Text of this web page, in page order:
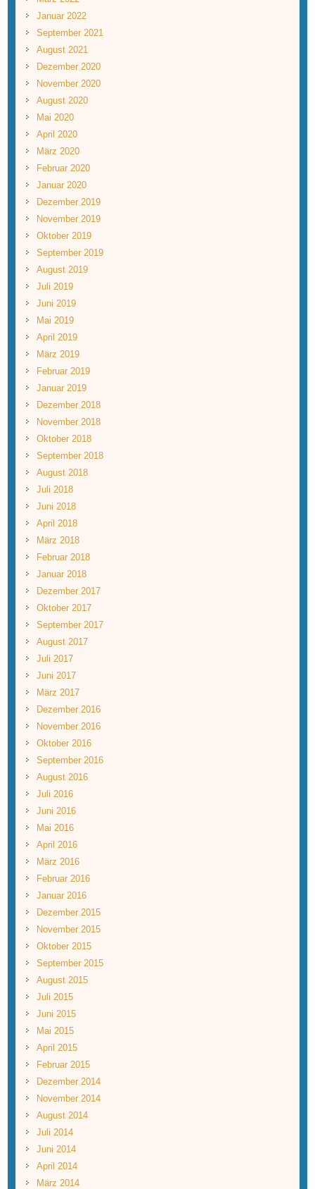
Januar 2022
September 2021
August 2021
Dezember 2020
November 2020
August 2020
Mai 2020
April 2020
März 2020
Februar 2020
Januar 2020
Dezember 2019
November 2019
Oktober 2019
September 2019
August 2019
Juli 2019
Juni 2019
Mai 2019
April 2019
März 2019
Februar 2019
Januar 2019
Dezember 2018
November 2018
Oktober 2018
September 2018
August 2018
Juli 2018
Juni 2018
April 2018
März 2018
Februar 2018
Januar 2018
Dezember 2017
Oktober 2017
September 2017
August 2017
Juli 2017
Juni 2017
März 2017
Dezember 2016
November 2016
Oktober 2016
September 2016
August 2016
Juli 2016
Juni 2016
Mai 2016
April 2016
März 2016
Februar 2016
Januar 2016
Dezember 2015
November 2015
Oktober 2015
September 2015
August 2015
Juli 2015
Juni 2015
Mai 2015
April 2015
Februar 2015
Dezember 2014
November 2014
August 2014
Juli 2014
Juni 2014
April 2014
März 2014